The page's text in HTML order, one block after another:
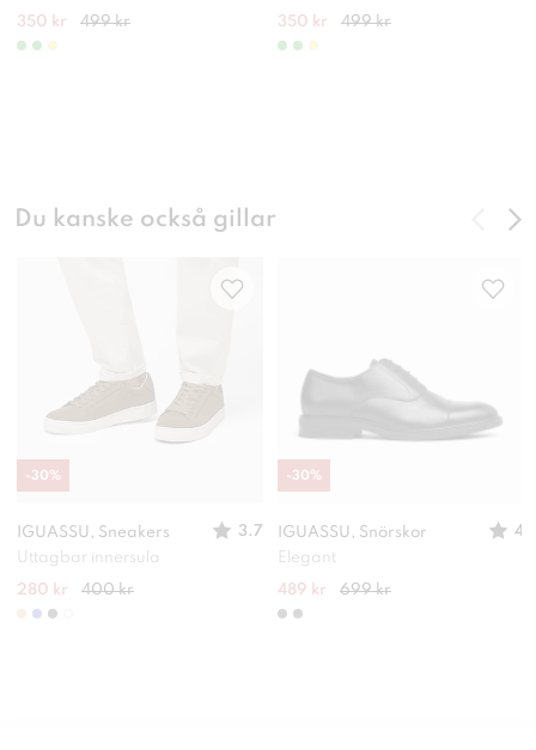
350 kr 499 kr 350 kr 499 kr
Du kanske också gillar
IGUASSU, Sneakers
3.7
Uttagbar innersula
280 kr 400 kr
-30%
IGUASSU, Snörskor
4
Elegant
489 kr 699 kr
-30%